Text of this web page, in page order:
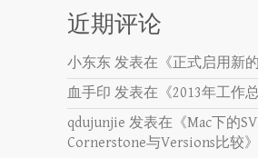
近期评论
小东东 发表在《正式启用新
血手印 发表在《2013年工作
qdujunjie 发表在《Mac下的
Cornerstone与Versions比较》